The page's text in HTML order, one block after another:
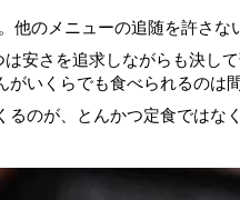
他のメニューの追随を許さな
安さを追求しながらも決し
いくらでも食べられるのは間
のが、とんかつ定食ではな